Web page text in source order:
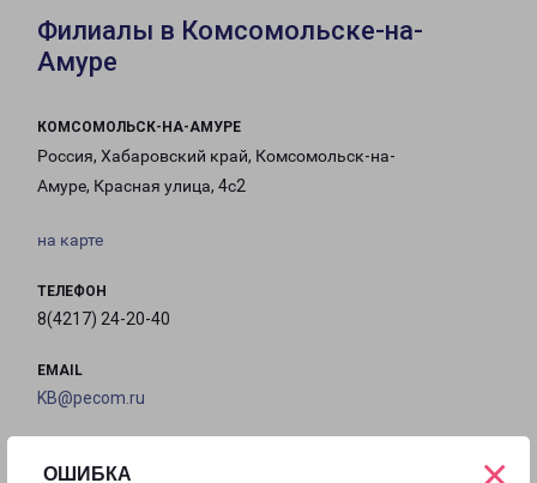
ОШИБКА
Филиалы в Комсомольске-на-
Амуре
КОМСОМОЛЬСК-НА-АМУРЕ
Россия, Хабаровский край, Комсомольск-на-
Амуре, Красная улица, 4с2
на карте
ТЕЛЕФОН
8(4217) 24-20-40
EMAIL
KB@pecom.ru